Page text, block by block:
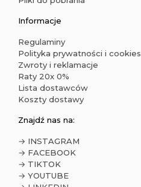
Informacje
Regulaminy
Polityka prywatności i cookies
Zwroty i reklamacje
Raty 20x 0%
Lista dostawców
Koszty dostawy
Znajdź nas na:
→ INSTAGRAM
→ FACEBOOK
→ TIKTOK
→ YOUTUBE